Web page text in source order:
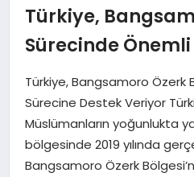
TEKNOLOJI
SAĞLIK
SIYASET
EKONOMI
Türkiye,
Sürecinde
Türkiye, Bangsamoro Özerk
Sürecine Destek Veriyor
Müslümanların yoğunlukta
bölgesinde 2019 yılında
Bangsamoro Özerk